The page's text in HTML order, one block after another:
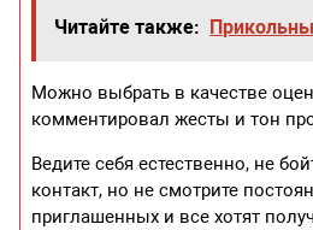
Читайте также:
Можно выбрать в качестве
комментировал жесты и тон
Ведите себя естественно, не
контакт, но не смотрите
приглашенных и все хотят